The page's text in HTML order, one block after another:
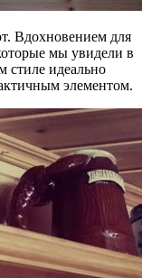
Вдохновением для
мы увидели в
стиле идеально
элементом.